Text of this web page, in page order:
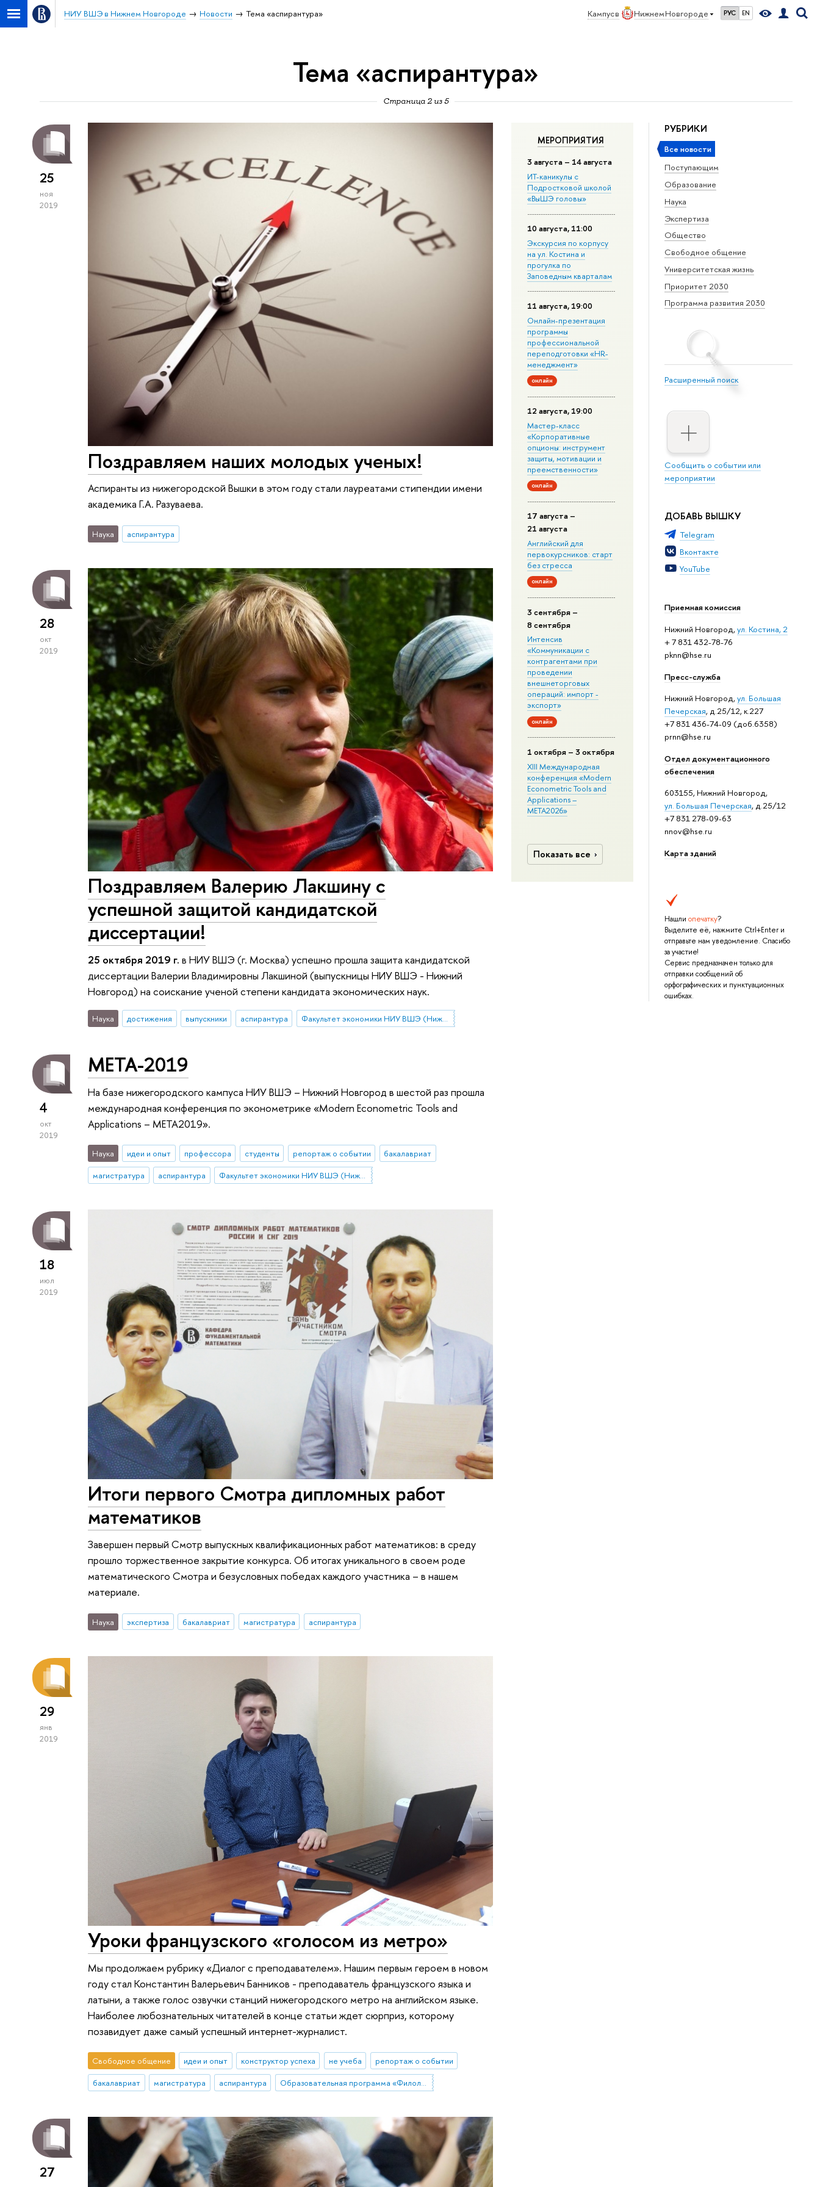
Кампус в Нижнем Новгороде РУС EN
НИУ ВШЭ в Нижнем Новгороде Новости Тема «аспирантура»
Тема «аспирантура»
Страница 2 из 5
РУБРИКИ
Все новости
Поступающим
Образование
Наука
Экспертиза
Общество
Свободное общение
Университетская жизнь
Приоритет 2030
Программа развития 2030
Расширенный поиск
Сообщить о событии или
мероприятии
ДОБАВЬ ВЫШКУ
Telegram
Вконтакте
YouTube
Приемная комиссия
Нижний Новгород,ул. Костина, 2
+ 7 831 432-78-76
pknn@hse.ru
Пресс-служба
Нижний Новгород,ул. Большая
Печерская, д.25/12, к.227
+7 831 436-74-09 (доб.6358)
prnn@hse.ru
Отдел документационного
обеспечения
603155, Нижний Новгород,
ул. Большая Печерская, д.25/12
+7 831 278-09-63
nnov@hse.ru
Карта зданий
Нашли опечатку?
Выделите её, нажмите Ctrl+Enter и
отправьте нам уведомление. Спасибо
за участие!
Сервис предназначен только для
отправки сообщений об
орфографических и пунктуационных
ошибках.
МЕРОПРИЯТИЯ
3 августа – 14 августа
ИТ-каникулы с
Подростковой школой
«ВыШЭ головы»
10 августа, 11:00
Экскурсия по корпусу
на ул. Костина и
прогулка по
Заповедным кварталам
11 августа, 19:00
Онлайн-презентация
программы
профессиональной
переподготовки «HR-
менеджмент»
онлайн
12 августа, 19:00
Мастер-класс
«Корпоративные
опционы: инструмент
защиты, мотивации и
преемственности»
онлайн
17 августа –
21 августа
Английский для
первокурсников: старт
без стресса
онлайн
3 сентября –
8 сентября
Интенсив
«Коммуникации с
контрагентами при
проведении
внешнеторговых
операций: импорт -
экспорт»
онлайн
1 октября – 3 октября
XIII Международная
конференция «Modern
Econometric Tools and
Applications –
META2026»
Показать все
25
ноя
2019
Поздравляем наших молодых ученых!
Аспиранты из нижегородской Вышки в этом году стали лауреатами стипендии имени
академика Г.А. Разуваева.
Наука аспирантура
28
окт
2019
Поздравляем Валерию Лакшину с
успешной защитой кандидатской
диссертации!
25 октября 2019 г. в НИУ ВШЭ (г. Москва) успешно прошла защита кандидатской
диссертации Валерии Владимировны Лакшиной (выпускницы НИУ ВШЭ - Нижний
Новгород) на соискание ученой степени кандидата экономических наук.
Наука достижения выпускники аспирантура Факультет экономики НИУ ВШЭ (Нижний Новгород)
4
окт
2019
META-2019
На базе нижегородского кампуса НИУ ВШЭ – Нижний Новгород в шестой раз прошла
международная конференция по эконометрике «Modern Econometric Tools and
Applications – META2019».
Наука идеи и опыт профессора студенты репортаж о событии
бакалавриат
магистратура
аспирантура Факультет экономики НИУ ВШЭ (Нижний Новгород)
18
июл
2019
Итоги первого Смотра дипломных работ
математиков
Завершен первый Смотр выпускных квалификационных работ математиков: в среду
прошло торжественное закрытие конкурса. Об итогах уникального в своем роде
математического Смотра и безусловных победах каждого участника – в нашем
материале.
Наука экспертиза бакалавриат магистратура аспирантура
29
янв
2019
Уроки французского «голосом из метро»
Мы продолжаем рубрику «Диалог с преподавателем». Нашим первым героем в новом
году стал Константин Валерьевич Банников - преподаватель французского языка и
латыни, а также голос озвучки станций нижегородского метро на английском языке.
Наиболее любознательных читателей в конце статьи ждет сюрприз, которому
позавидует даже самый успешный интернет-журналист.
Свободное общение идеи и опыт конструктор успеха не учеба
репортаж о событии
бакалавриат
магистратура аспирантура Образовательная программа «Филология»
27